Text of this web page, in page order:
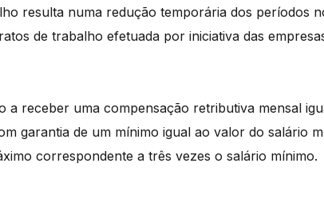
resulta numa redução temporária dos períodos
de trabalho efetuada por iniciativa das
a receber uma compensação retributiva mensal
garantia de um mínimo igual ao valor do salário
correspondente a três vezes o salário mínimo.